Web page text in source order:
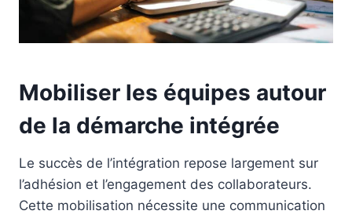
Mobiliser les équipes autour
de la démarche intégrée
Le succès de l’intégration repose largement sur
l’adhésion et l’engagement des collaborateurs.
Cette mobilisation nécessite une communication